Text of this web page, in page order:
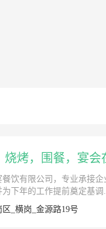
烧烤，围餐，宴
餐饮有限公司，专业承接
为下年的工作提前奠定基调
_横岗_金源路19号